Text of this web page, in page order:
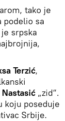
tako je
podelio sa
srpska
Terzić,
Nastasić „zid“.
koju poseduje
Srbije.